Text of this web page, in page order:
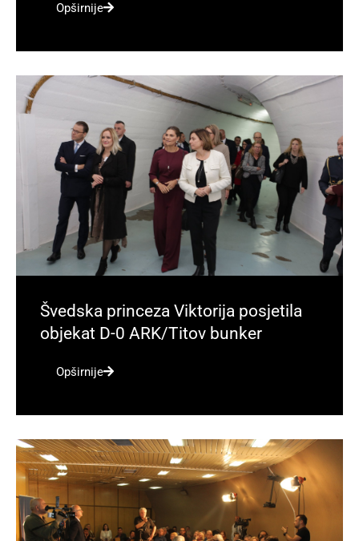
Opširnije
Švedska princeza Viktorija posjetila
objekat D-0 ARK/Titov bunker
Opširnije